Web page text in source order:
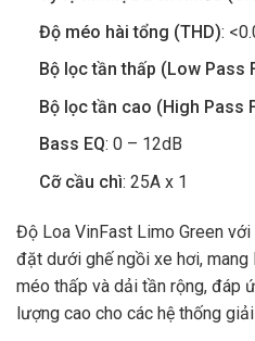
Độ méo hài tổng (THD):
Bộ lọc tần thấp (Low Pass
Bộ lọc tần cao (High Pass
Bass EQ: 0 – 12dB
Cỡ cầu chì: 25A x 1
Độ Loa VinFast Limo Green
đặt dưới ghế ngồi xe hơi,
méo thấp và dải tần rộng, đáp
lượng cao cho các hệ thống